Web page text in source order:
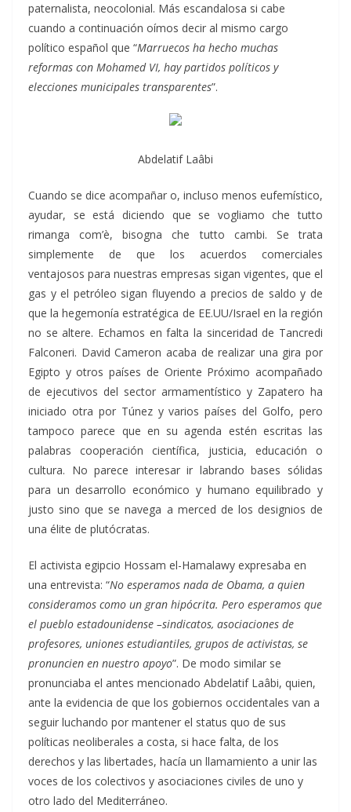
paternalista, neocolonial. Más escandalosa si cabe
cuando a continuación oímos decir al mismo cargo
político español que “Marruecos ha hecho muchas
reformas con Mohamed VI, hay partidos políticos y
elecciones municipales transparentes”.
Abdelatif Laâbi
Cuando se dice acompañar o, incluso menos eufemístico,
ayudar, se está diciendo que se vogliamo che tutto
rimanga com’è, bisogna che tutto cambi. Se trata
simplemente de que los acuerdos comerciales
ventajosos para nuestras empresas sigan vigentes, que el
gas y el petróleo sigan fluyendo a precios de saldo y de
que la hegemonía estratégica de EE.UU/Israel en la región
no se altere. Echamos en falta la sinceridad de Tancredi
Falconeri. David Cameron acaba de realizar una gira por
Egipto y otros países de Oriente Próximo acompañado
de ejecutivos del sector armamentístico y Zapatero ha
iniciado otra por Túnez y varios países del Golfo, pero
tampoco parece que en su agenda estén escritas las
palabras cooperación científica, justicia, educación o
cultura. No parece interesar ir labrando bases sólidas
para un desarrollo económico y humano equilibrado y
justo sino que se navega a merced de los designios de
una élite de plutócratas.
El activista egipcio Hossam el-Hamalawy expresaba en
una entrevista: “No esperamos nada de Obama, a quien
consideramos como un gran hipócrita. Pero esperamos que
el pueblo estadounidense –sindicatos, asociaciones de
profesores, uniones estudiantiles, grupos de activistas, se
pronuncien en nuestro apoyo”. De modo similar se
pronunciaba el antes mencionado Abdelatif Laâbi, quien,
ante la evidencia de que los gobiernos occidentales van a
seguir luchando por mantener el status quo de sus
políticas neoliberales a costa, si hace falta, de los
derechos y las libertades, hacía un llamamiento a unir las
voces de los colectivos y asociaciones civiles de uno y
otro lado del Mediterráneo.